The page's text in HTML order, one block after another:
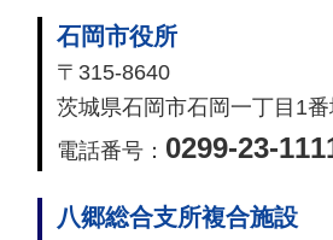
石岡市役所
〒315-8640
茨城県石岡市石岡一丁目1番
電話番号： 0299-23-
八郷総合支所複合施設